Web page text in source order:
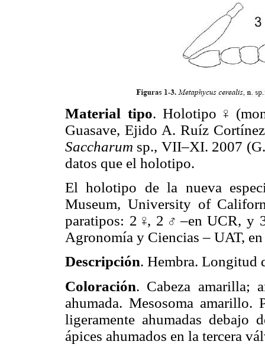
Material tipo. Holotipo
Guasave, Ejido A. Ruíz
Saccharum sp., VII–XI. 2007
datos que el holotipo.
El holotipo de la nueva
Museum, University of
paratipos: 2 , 2
–en UCR, y
Agronomía y Ciencias – UAT,
Descripción. Hembra. Longitud
Coloración. Cabeza amarilla;
ahumada. Mesosoma amarillo.
ligeramente ahumadas debajo
ápices ahumados en la tercera